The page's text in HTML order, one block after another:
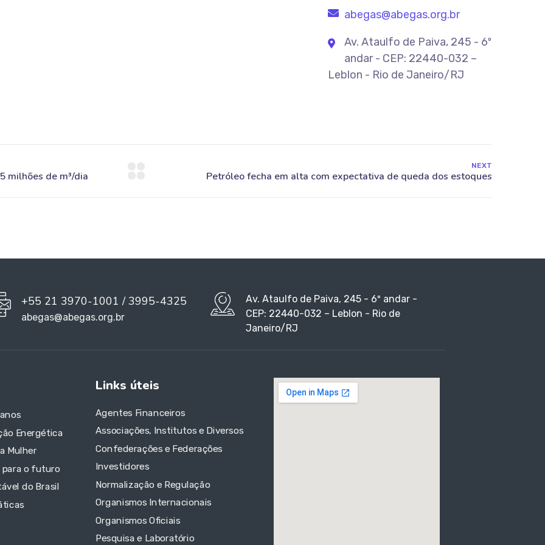
abegas@abegas.org.br
Av. Ataulfo de Paiva, 245 - 6º
andar - CEP: 22440-032 –
Leblon - Rio de Janeiro/RJ
NEXT
+55 21 3970-1001 / 3995-4325
abegas@abegas.org.br
Av. Ataulfo de Paiva, 245 - 6º andar -
CEP: 22440-032 – Leblon - Rio de
Janeiro/RJ
Energética
Mulher
para o futuro
do Brasil
Links úteis
Agentes Financeiros
Associações, Institutos e Diversos
Confederações e Federações
Investidores
Normalização e Regulação
Organismos Internacionais
Organismos Oficiais
Pesquisa e Laboratório